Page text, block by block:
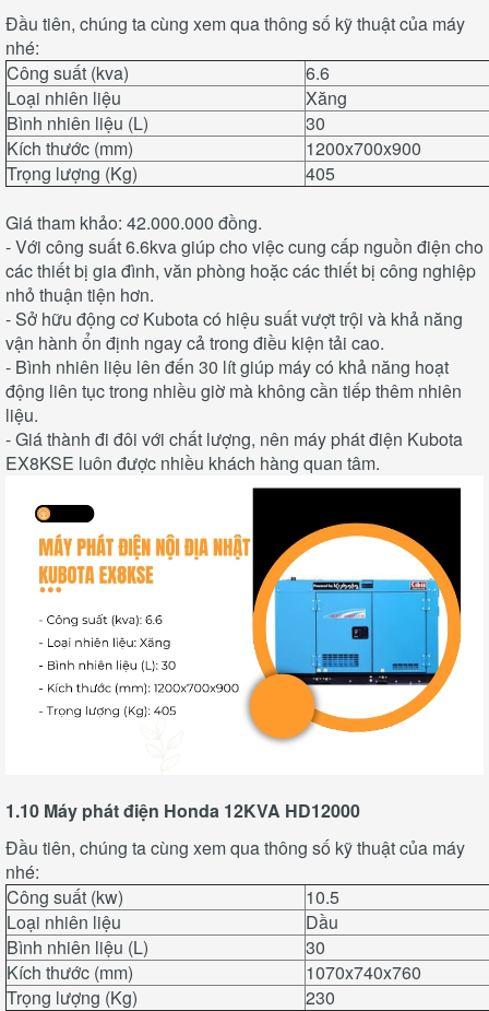
Đầu tiên, chúng ta cùng xem qua thông số kỹ thuật của máy
nhé:
Công suất (kva)
6.6
Loại nhiên liệu
Xăng
Bình nhiên liệu (L)
30
Kích thước (mm)
1200x700x900
Trọng lượng (Kg)
405
Giá tham khảo: 42.000.000 đồng.
- Với công suất 6.6kva giúp cho việc cung cấp nguồn điện cho
các thiết bị gia đình, văn phòng hoặc các thiết bị công nghiệp
nhỏ thuận tiện hơn.
- Sở hữu động cơ Kubota có hiệu suất vượt trội và khả năng
vận hành ổn định ngay cả trong điều kiện tải cao.
- Bình nhiên liệu lên đến 30 lít giúp máy có khả năng hoạt
động liên tục trong nhiều giờ mà không cần tiếp thêm nhiên
liệu.
- Giá thành đi đôi với chất lượng, nên máy phát điện Kubota
EX8KSE luôn được nhiều khách hàng quan tâm.
1.10 Máy phát điện Honda 12KVA HD12000
Đầu tiên, chúng ta cùng xem qua thông số kỹ thuật của máy
nhé:
Công suất (kw)
10.5
Loại nhiên liệu
Dầu
Bình nhiên liệu (L)
30
Kích thước (mm)
1070x740x760
Trọng lượng (Kg)
230